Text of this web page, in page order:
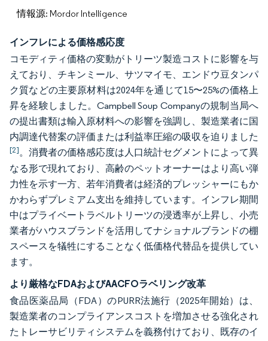
情報源: Mordor Intelligence
インフレによる価格感応度
コモディティ価格の変動がトリーツ製造コストに影響を与
えており、チキンミール、サツマイモ、エンドウ豆タンパ
ク質などの主要原材料は2024年を通じて15〜25%の価格上
昇を経験しました。Campbell Soup Companyの規制当局へ
の提出書類は輸入原材料への影響を強調し、製造業者に国
内調達代替案の評価または利益率圧縮の吸収を迫りました
[2]。消費者の価格感応度は人口統計セグメントによって異
なる形で現れており、高齢のペットオーナーはより高い弾
力性を示す一方、若年消費者は経済的プレッシャーにもか
かわらずプレミアム支出を維持しています。インフレ期間
中はプライベートラベルトリーツの浸透率が上昇し、小売
業者がハウスブランドを活用してナショナルブランドの棚
スペースを犠牲にすることなく低価格代替品を提供してい
ます。
より厳格なFDAおよびAACFOラベリング改革
食品医薬品局（FDA）のPURR法施行（2025年開始）は、
製造業者のコンプライアンスコストを増加させる強化され
たトレーサビリティシステムを義務付けており、既存のイ